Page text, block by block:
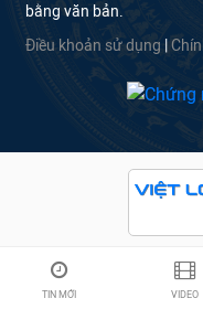
bằng văn bản.
Điều khoản sử dụng
TIN MỚI VIDEO